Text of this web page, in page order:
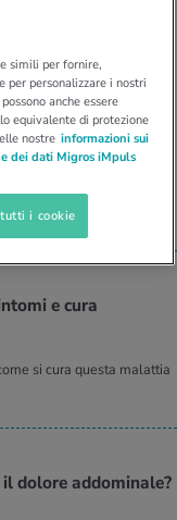
usare gli antibiotici.
e cura
si cura questa malattia
do­lo­re ad­do­mi­na­le?
simili per fornire,
per personalizzare i nostri
anche essere
equivalente di protezione
nostre informazioni sui
dei dati Migros iMpuls
i cookie